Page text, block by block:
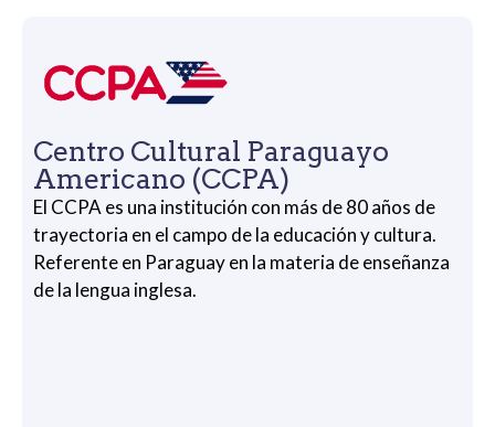
Centro Cultural Paraguayo
Americano (CCPA)
El CCPA es una institución con más de 80 años de
trayectoria en el campo de la educación y cultura.
Referente en Paraguay en la materia de enseñanza
de la lengua inglesa.